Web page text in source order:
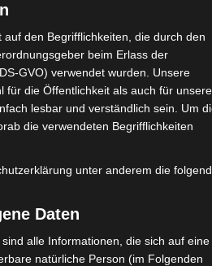
den Begrifflichkeiten, die durch den
beim Erlass der
GVO) verwendet wurden. Unsere
für die Öffentlichkeit als auch für unsere
lesbar und verständlich sein. Um
die verwendeten Begrifflichkeiten
unter anderem die
Daten
alle Informationen, die sich auf eine
natürliche Person (im Folgenden